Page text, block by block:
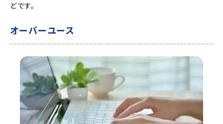
どです。
オーバーユース